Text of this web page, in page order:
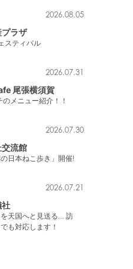
2026.08.05
ラザ
スティバル
2026.07.31
尾張横須賀
メニュー紹介！！
2026.07.30
流館
日本ねこ歩き」開催!
2026.07.21
社
天国へと見送る… 訪
も対応します！